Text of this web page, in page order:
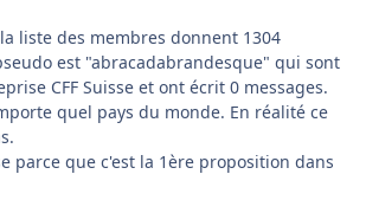
liste des membres donnent 1304
est "abracadabrandesque" qui sont
CFF Suisse et ont écrit 0 messages.
quel pays du monde. En réalité ce
parce que c'est la 1ère proposition dans